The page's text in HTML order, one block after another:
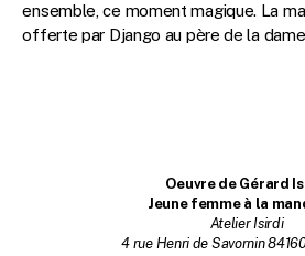
ensemble, ce moment magique. La
offerte par Django au père de la
Oeuvre de Gérard
Jeune femme à la
Atelier Isirdi
4 rue Henri de Savornin